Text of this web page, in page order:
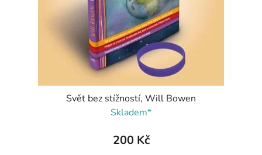
Svět bez stížností, Will Bowen
Skladem*
200 Kč